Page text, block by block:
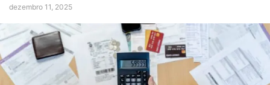
dezembro 11, 2025